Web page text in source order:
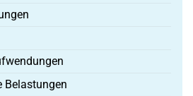
Belastungen